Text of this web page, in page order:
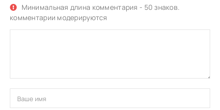
Минимальная длина комментария - 50 знаков.
комментарии модерируются